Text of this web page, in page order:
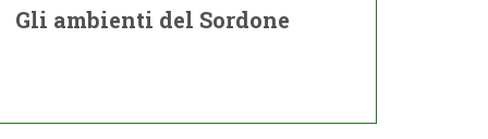
Gli ambienti del Sordone